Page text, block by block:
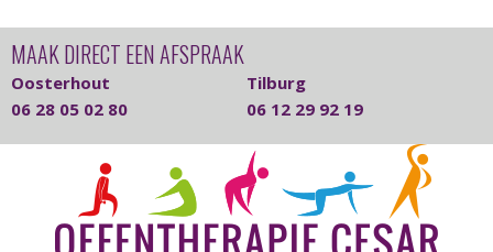
MAAK DIRECT EEN AFSPRAAK
Oosterhout
06 28 05 02 80
Tilburg
06 12 29 92 19